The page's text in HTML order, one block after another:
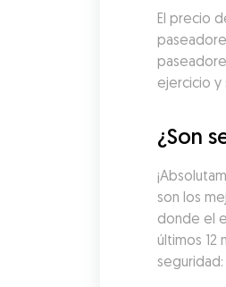
El precio
ejercicio y
¿Son
son los
donde el
últimos 12
seguridad: